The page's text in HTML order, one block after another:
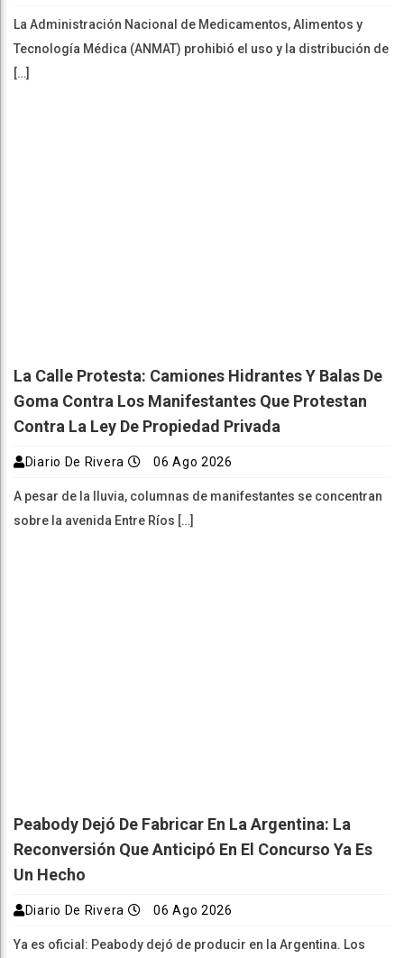
La Administración Nacional de Medicamentos, Alimentos y
Tecnología Médica (ANMAT) prohibió el uso y la distribución de
[…]
La Calle Protesta: Camiones Hidrantes Y Balas De
Goma Contra Los Manifestantes Que Protestan
Contra La Ley De Propiedad Privada
Diario De Rivera 06 Ago 2026
A pesar de la lluvia, columnas de manifestantes se concentran
sobre la avenida Entre Ríos […]
Peabody Dejó De Fabricar En La Argentina: La
Reconversión Que Anticipó En El Concurso Ya Es
Un Hecho
Diario De Rivera 06 Ago 2026
Ya es oficial: Peabody dejó de producir en la Argentina. Los